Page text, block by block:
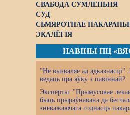
СВАБОДА СУМЛЕНЬНЯ
СУД
СЬМЯРОТНАЕ
ЭКАЛЁГІЯ
НАВІНЫ ПЦ
"Не вызваляе ад
ведаць пра яўку з павіннай?
Эксперты: "Прымусовае
быць прыраўнавана да
зневажаючага годнасць